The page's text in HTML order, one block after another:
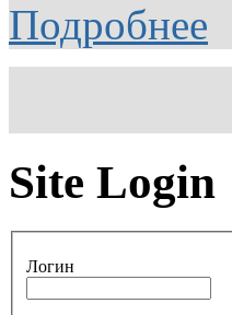
Подробнее
Site Login
Логин